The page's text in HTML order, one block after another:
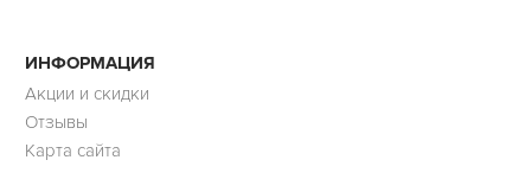
ИНФОРМАЦИЯ
Акции и скидки
Отзывы
Карта сайта